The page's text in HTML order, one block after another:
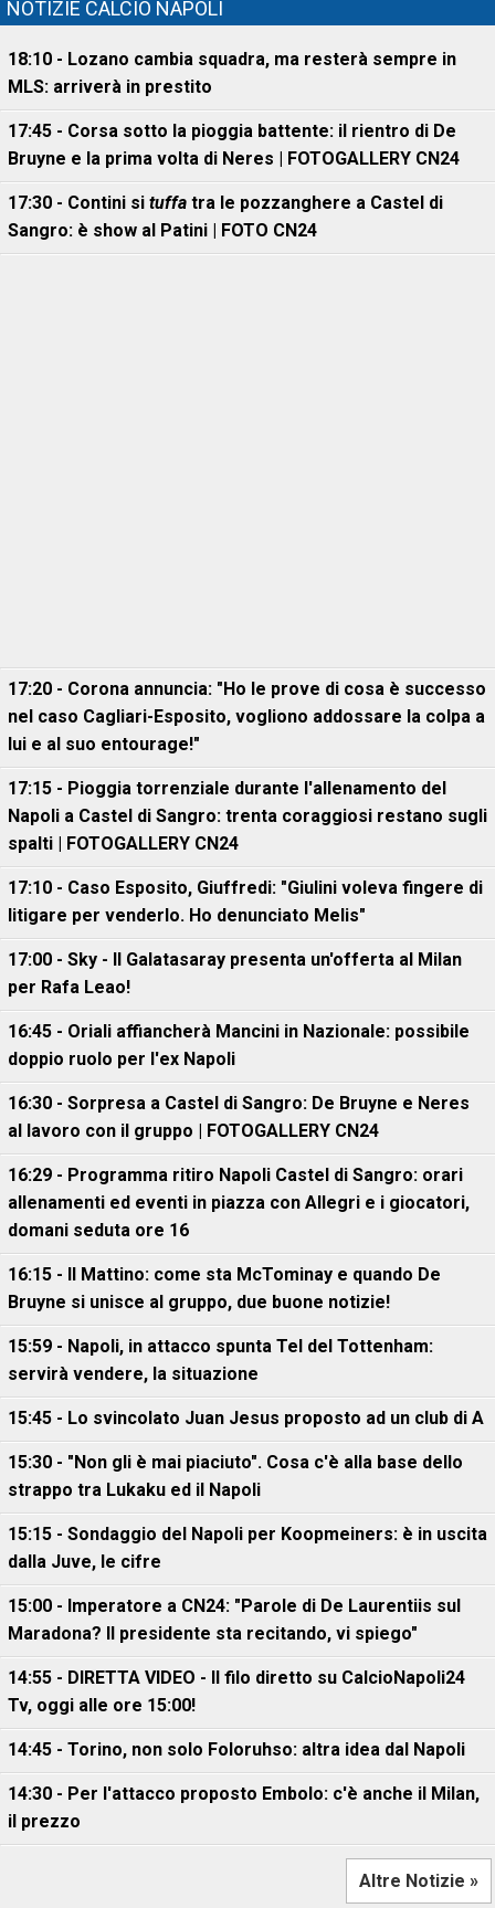
NOTIZIE CALCIO NAPOLI
18:10 - Lozano cambia squadra, ma resterà sempre in
MLS: arriverà in prestito
17:45 - Corsa sotto la pioggia battente: il rientro di De
Bruyne e la prima volta di Neres | FOTOGALLERY CN24
17:30 - Contini si tuffa tra le pozzanghere a Castel di
Sangro: è show al Patini | FOTO CN24
17:20 - Corona annuncia: "Ho le prove di cosa è successo
nel caso Cagliari-Esposito, vogliono addossare la colpa a
lui e al suo entourage!"
17:15 - Pioggia torrenziale durante l'allenamento del
Napoli a Castel di Sangro: trenta coraggiosi restano sugli
spalti | FOTOGALLERY CN24
17:10 - Caso Esposito, Giuffredi: "Giulini voleva fingere di
litigare per venderlo. Ho denunciato Melis"
17:00 - Sky - Il Galatasaray presenta un'offerta al Milan
per Rafa Leao!
16:45 - Oriali affiancherà Mancini in Nazionale: possibile
doppio ruolo per l'ex Napoli
16:30 - Sorpresa a Castel di Sangro: De Bruyne e Neres
al lavoro con il gruppo | FOTOGALLERY CN24
16:29 - Programma ritiro Napoli Castel di Sangro: orari
allenamenti ed eventi in piazza con Allegri e i giocatori,
domani seduta ore 16
16:15 - Il Mattino: come sta McTominay e quando De
Bruyne si unisce al gruppo, due buone notizie!
15:59 - Napoli, in attacco spunta Tel del Tottenham:
servirà vendere, la situazione
15:45 - Lo svincolato Juan Jesus proposto ad un club di A
15:30 - "Non gli è mai piaciuto". Cosa c'è alla base dello
strappo tra Lukaku ed il Napoli
15:15 - Sondaggio del Napoli per Koopmeiners: è in uscita
dalla Juve, le cifre
15:00 - Imperatore a CN24: "Parole di De Laurentiis sul
Maradona? Il presidente sta recitando, vi spiego"
14:55 - DIRETTA VIDEO - Il filo diretto su CalcioNapoli24
Tv, oggi alle ore 15:00!
14:45 - Torino, non solo Foloruhso: altra idea dal Napoli
14:30 - Per l'attacco proposto Embolo: c'è anche il Milan,
il prezzo
Altre Notizie »